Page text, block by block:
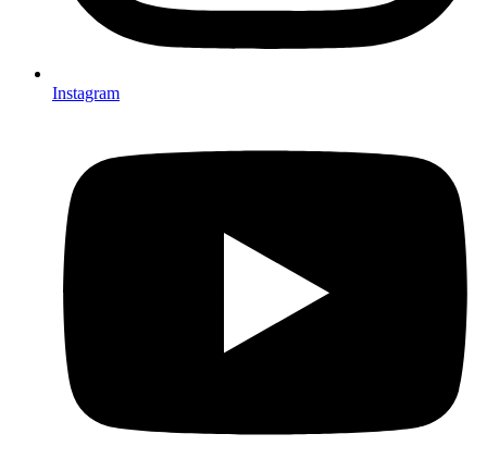
Instagram